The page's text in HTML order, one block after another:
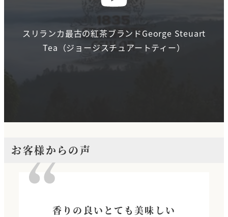
スリランカ最古の紅茶ブランドGeorge Steuart
Tea（ジョージスチュアートティー）
お客様からの声
香りの良いとても美味しい